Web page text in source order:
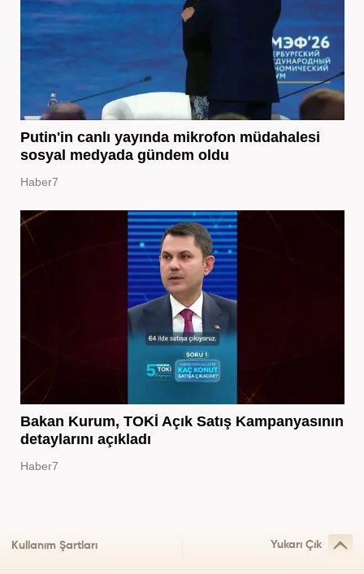
Putin'in canlı yayında mikrofon müdahalesi
sosyal medyada gündem oldu
Haber7
Bakan Kurum, TOKİ Açık Satış Kampanyasının
detaylarını açıkladı
Haber7
Kullanım Şartları Yukarı Çık